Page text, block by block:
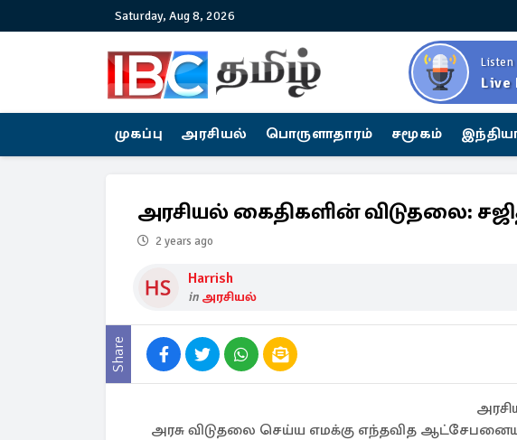
Saturday, Aug 8, 2026
Listen
Live
முகப்பு அரசியல் பொருளாதாரம் சமூகம்
அரசியல் கைதிகளின் விடுதலை:
2 years ago
Harrish
in அரசியல்
Share
அரசு விடுதலை செய்ய எமக்கு எந்தவித